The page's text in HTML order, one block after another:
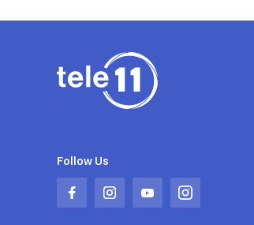
Follow Us
Abrir
Abrir
Abrir
Abrir